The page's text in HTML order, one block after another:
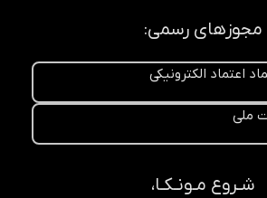
مجوزهای رسمی:
اعتماد الکترونیکی
ملی
شـروع مـونـکـا،